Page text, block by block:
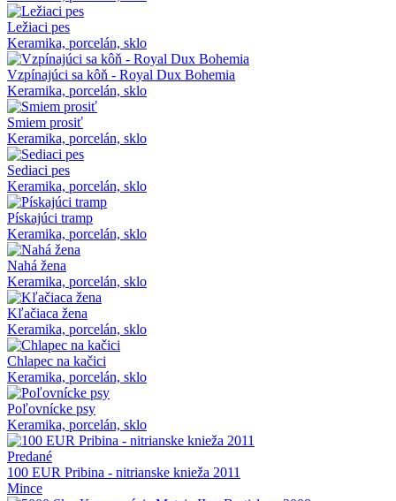
Ležiaci pes
Keramika, porcelán, sklo
Vzpínajúci sa kôň - Royal Dux Bohemia
Keramika, porcelán, sklo
Smiem prosiť
Keramika, porcelán, sklo
Sediaci pes
Keramika, porcelán, sklo
Pískajúci tramp
Keramika, porcelán, sklo
Nahá žena
Keramika, porcelán, sklo
Kľačiaca žena
Keramika, porcelán, sklo
Chlapec na kačici
Keramika, porcelán, sklo
Poľovnícke psy
Keramika, porcelán, sklo
Predané
100 EUR Pribina - nitrianske knieža 2011
Mince